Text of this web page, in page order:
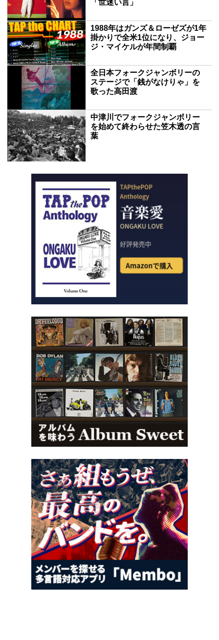
「世迷い言」
1988年はガンズ＆ローゼズが1年
掛かりで全米1位になり、ジョー
ジ・マイケルが年間制覇
全日本フォークジャンボリーの
ステージで「銭がなけりゃ」を
歌った高田渡
中津川でフォークジャンボリー
を始めて終わらせた笠木透の言
葉